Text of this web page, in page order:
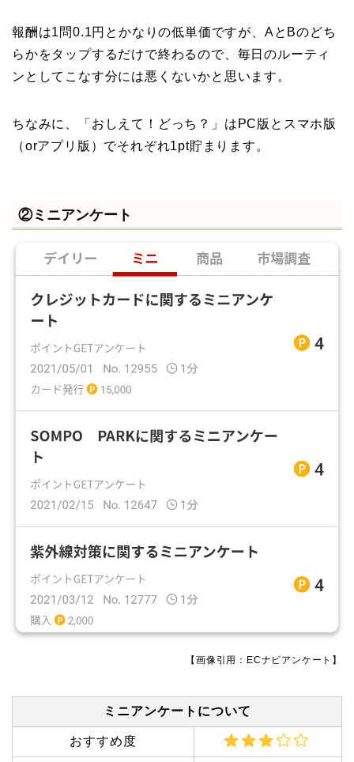
報酬は1問0.1円とかなりの低単価ですが、AとBのどち
らかをタップするだけで終わるので、毎日のルーティ
ンとしてこなす分には悪くないかと思います。
ちなみに、「おしえて！どっち？」はPC版とスマホ版
（orアプリ版）でそれぞれ1pt貯まります。
②ミニアンケート
【画像引用：ECナビアンケート】
ミニアンケートについて
おすすめ度